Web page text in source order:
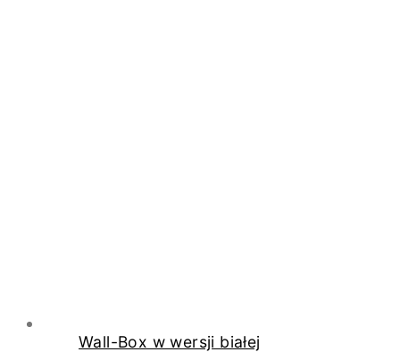
Wall-Box w wersji białej